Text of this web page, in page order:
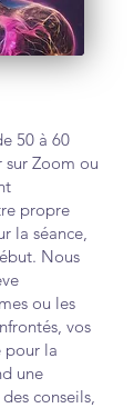
50 à 60
sur Zoom ou
propre
la séance,
Nous
ou les
vos
pour la
une
conseils,